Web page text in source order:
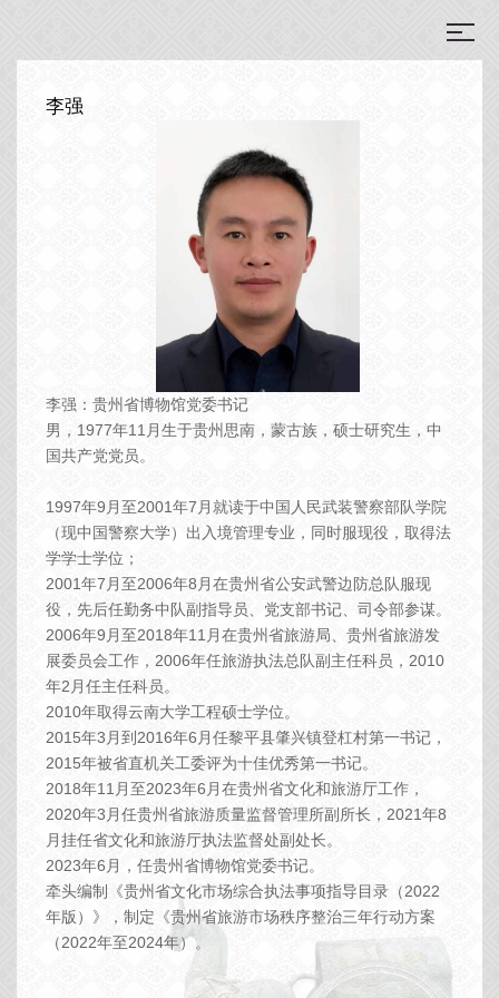
李强
李强：贵州省博物馆党委书记
男，1977年11月生于贵州思南，蒙古族，硕士研究生，中
国共产党党员。
1997年9月至2001年7月就读于中国人民武装警察部队学院
（现中国警察大学）出入境管理专业，同时服现役，取得法
学学士学位；
2001年7月至2006年8月在贵州省公安武警边防总队服现
役，先后任勤务中队副指导员、党支部书记、司令部参谋。
2006年9月至2018年11月在贵州省旅游局、贵州省旅游发
展委员会工作，2006年任旅游执法总队副主任科员，2010
年2月任主任科员。
2010年取得云南大学工程硕士学位。
2015年3月到2016年6月任黎平县肇兴镇登杠村第一书记，
2015年被省直机关工委评为十佳优秀第一书记。
2018年11月至2023年6月在贵州省文化和旅游厅工作，
2020年3月任贵州省旅游质量监督管理所副所长，2021年8
月挂任省文化和旅游厅执法监督处副处长。
2023年6月，任贵州省博物馆党委书记。
牵头编制《贵州省文化市场综合执法事项指导目录（2022
年版）》，制定《贵州省旅游市场秩序整治三年行动方案
（2022年至2024年）。